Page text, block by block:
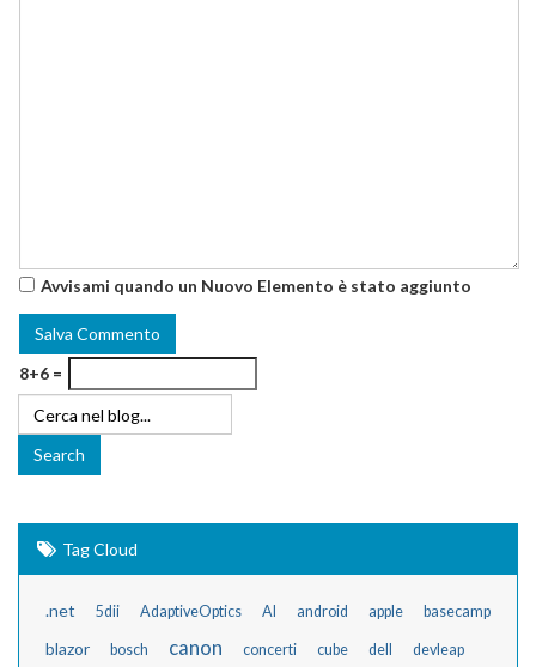
Avvisami quando un Nuovo Elemento è stato aggiunto
8+6 =
Tag Cloud
.net 5dii AdaptiveOptics AI android apple basecamp
blazor bosch canon concerti cube dell devleap